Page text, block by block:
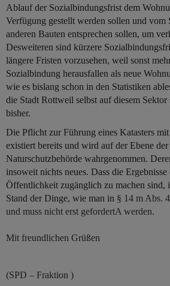
Ablauf der Sozialbindungsfrist dem
Verfügung gestellt werden sollen und vom
anderen Bauten entsprechen sollen, um
Desweiteren sind kürzere
längere Fristen vorzusehen, weil sonst
Sozialbindung herausfallen als neue
wie es bislang schon in den Statistiken
die Stadt Rottweil selbst auf diesem
bisher.
Die Pflicht zur Führung eines Katasters
existiert bereits und wird auf der Ebene der
Naturschutzbehörde wahrgenommen.
insoweit nichts neues. Dass die
Öffentlichkeit zugänglich zu machen sind,
Stand der Dinge, wie man in § 14 m Abs.
und muss nicht erst gefordertA werden.
Mit freundlichen Grüßen
(SPD – Fraktion )